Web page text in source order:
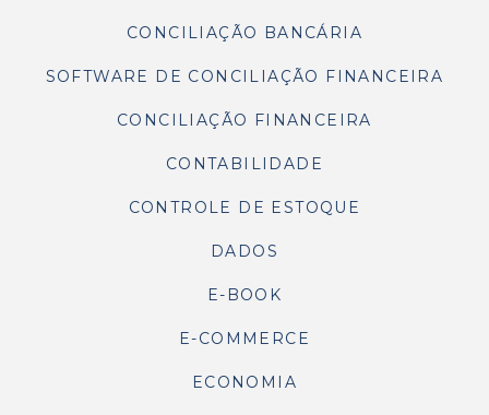
CONCILIAÇÃO BANCÁRIA
SOFTWARE DE CONCILIAÇÃO FINANCEIRA
CONCILIAÇÃO FINANCEIRA
CONTABILIDADE
CONTROLE DE ESTOQUE
DADOS
E-BOOK
E-COMMERCE
ECONOMIA